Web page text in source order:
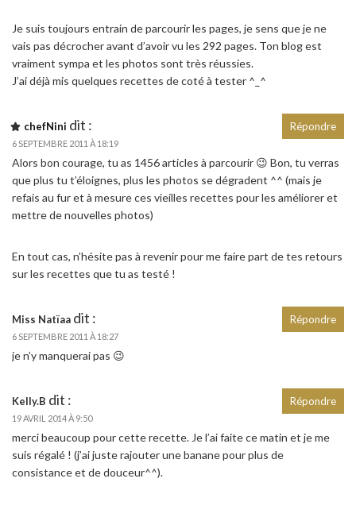
Je suis toujours entrain de parcourir les pages, je sens que je ne
vais pas décrocher avant d’avoir vu les 292 pages. Ton blog est
vraiment sympa et les photos sont très réussies.
J’ai déjà mis quelques recettes de coté à tester ^_^
chefNini dit :
6 SEPTEMBRE 2011 À 18:19
Alors bon courage, tu as 1456 articles à parcourir 😉 Bon, tu verras
que plus tu t’éloignes, plus les photos se dégradent ^^ (mais je
refais au fur et à mesure ces vieilles recettes pour les améliorer et
mettre de nouvelles photos)
En tout cas, n’hésite pas à revenir pour me faire part de tes retours
sur les recettes que tu as testé !
Répondre
Miss Natïaa dit :
6 SEPTEMBRE 2011 À 18:27
je n’y manquerai pas 😉
Répondre
Kelly.B dit :
19 AVRIL 2014 À 9:50
merci beaucoup pour cette recette. Je l’ai faite ce matin et je me
suis régalé ! (j’ai juste rajouter une banane pour plus de
consistance et de douceur^^).
Répondre